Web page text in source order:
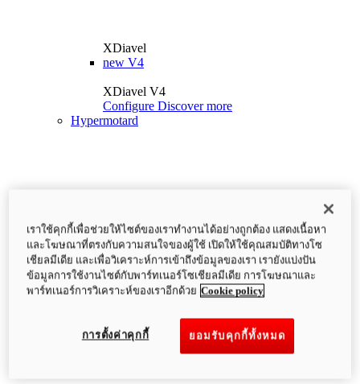
XDiavel
new V4
XDiavel V4
Configure Discover more
Hypermotard
เราใช้คุกกี้เพื่อช่วยให้ไซต์ของเราทำงานได้อย่างถูกต้อง แสดงเนื้อหา
และโฆษณาที่ตรงกับความสนใจของผู้ใช้ เปิดให้ใช้คุณสมบัติทางโซ
เชียลมีเดีย และเพื่อวิเคราะห์การเข้าถึงข้อมูลของเรา เรายังแบ่งปัน
ข้อมูลการใช้งานไซต์กับพาร์ทเนอร์โซเชียลมีเดีย การโฆษณาและ
พาร์ทเนอร์การวิเคราะห์ของเราอีกด้วย Cookie policy
ยอมรับคุกกี้ทั้งหมด
การตั้งค่าคุกกี้